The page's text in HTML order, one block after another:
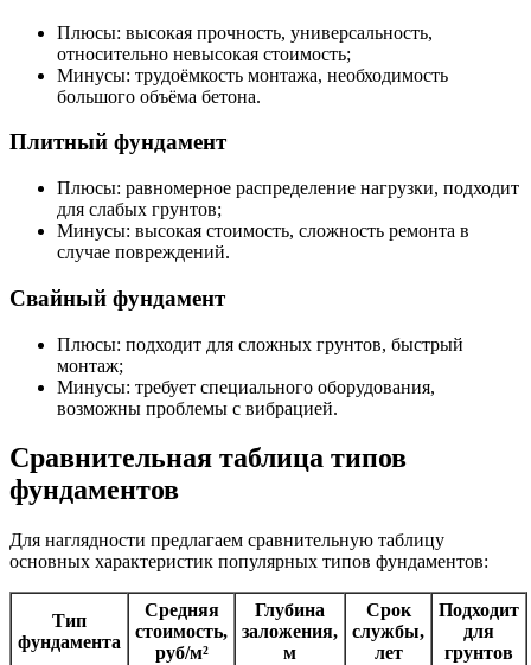
Плюсы: высокая прочность, универсальность,
относительно невысокая стоимость;
Минусы: трудоёмкость монтажа, необходимость
большого объёма бетона.
Плитный фундамент
Плюсы: равномерное распределение нагрузки, подходит
для слабых грунтов;
Минусы: высокая стоимость, сложность ремонта в
случае повреждений.
Свайный фундамент
Плюсы: подходит для сложных грунтов, быстрый
монтаж;
Минусы: требует специального оборудования,
возможны проблемы с вибрацией.
Сравнительная таблица типов
фундаментов
Для наглядности предлагаем сравнительную таблицу
основных характеристик популярных типов фундаментов:
Тип
фундамента
Средняя
стоимость,
руб/м²
Глубина
заложения,
м
Срок
службы,
лет
Подходит
для
грунтов